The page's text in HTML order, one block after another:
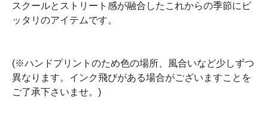
スクールとストリート感が融合したこれからの季節にピ
ッタリのアイテムです。
(※ハンドプリントのため色の場所、風合いなど少しずつ
異なります。インク飛びがある場合がございますことを
ご了承下さいませ。)